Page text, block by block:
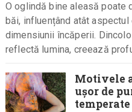
O oglindă bine aleasă poate
băi, influențând atât
dimensiunii încăperii.
reflectă lumina, creează
Motivele
ușor de
temperate